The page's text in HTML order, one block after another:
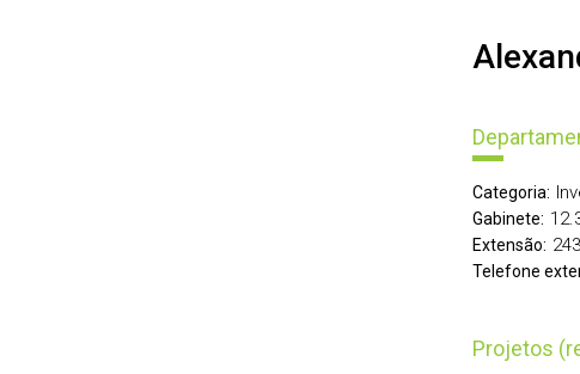
Categoria:
Gabinete:
Extensão:
Telefone
Projetos